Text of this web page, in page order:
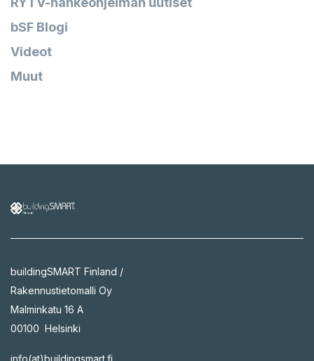
bSF Blogi
Videot
Muut
buildingSMART Finland /
Rakennustietomalli Oy
Malminkatu 16 A
00100 Helsinki